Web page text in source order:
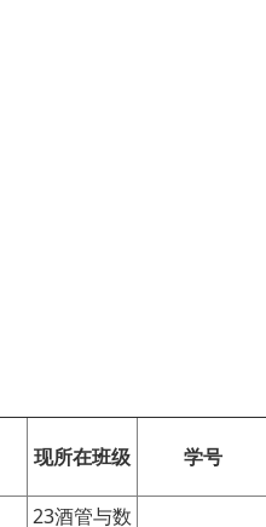
现所在班级 学号
23酒管与数